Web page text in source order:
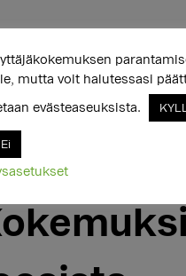
mutta voit halutessasi
evästeaseuksista.
Ei